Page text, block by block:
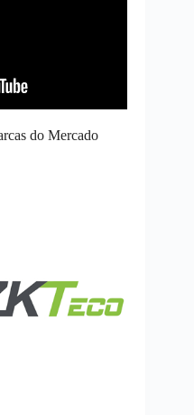
do Mercado